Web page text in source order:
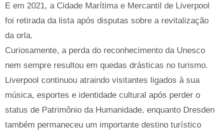
E em 2021, a Cidade Marítima e Mercantil de Liverpool
foi retirada da lista após disputas sobre a revitalização
da orla.
Curiosamente, a perda do reconhecimento da Unesco
nem sempre resultou em quedas drásticas no turismo.
Liverpool continuou atraindo visitantes ligados à sua
música, esportes e identidade cultural após perder o
status de Patrimônio da Humanidade, enquanto Dresden
também permaneceu um importante destino turístico